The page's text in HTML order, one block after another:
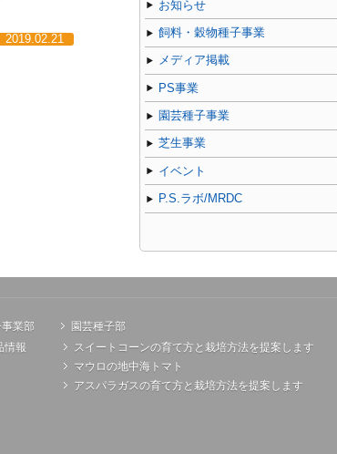
2019.02.21
お知らせ
飼料・穀物種子事業
メディア掲載
PS事業
園芸種子事業
芝生事業
イベント
P.S.ラボ/MRDC
業部
情報
園芸種子部
スイートコーンの育て方と栽培方法を提案します
マウロの地中海トマト
アスパラガスの育て方と栽培方法を提案します